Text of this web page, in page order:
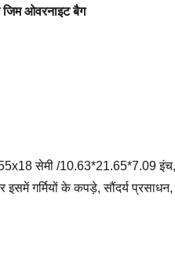
ओवरनाइट बैग
सेमी /10.63*21.65*7.09
गर्मियों के कपड़े, सौंदर्य